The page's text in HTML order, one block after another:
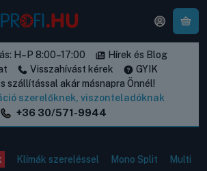
H–P 8:00–17:00
Hírek és Blog
Visszahívást kérek
GYIK
szállítással akár másnapra Önnél!
szerelőknek, viszonteladóknak
+36 30/571-9944
Klímák szereléssel Mono Split
Multi